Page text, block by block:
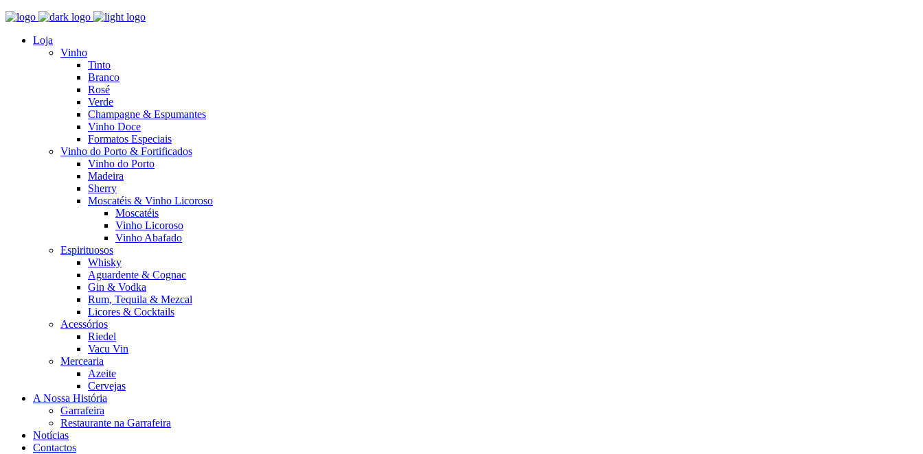
Loja
Vinho
Tinto
Branco
Rosé
Verde
Champagne & Espumantes
Vinho Doce
Formatos Especiais
Vinho do Porto & Fortificados
Vinho do Porto
Madeira
Sherry
Moscatéis & Vinho Licoroso
Moscatéis
Vinho Licoroso
Vinho Abafado
Espirituosos
Whisky
Aguardente & Cognac
Gin & Vodka
Rum, Tequila & Mezcal
Licores & Cocktails
Acessórios
Riedel
Vacu Vin
Mercearia
Azeite
Cervejas
A Nossa História
Garrafeira
Restaurante na Garrafeira
Notícias
Contactos